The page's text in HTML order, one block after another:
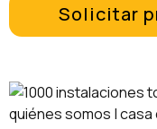
Solicitar